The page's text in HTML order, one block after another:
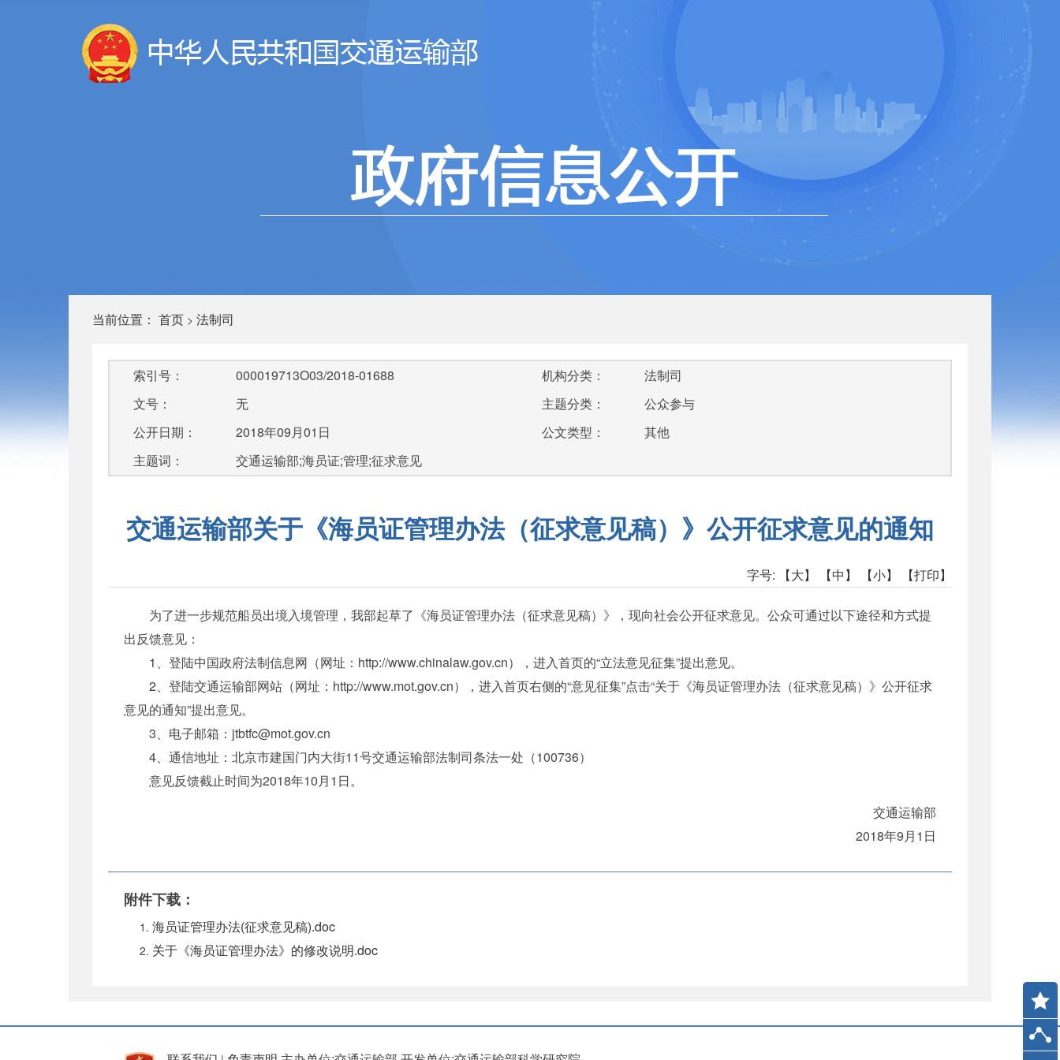
当前位置： 首页 > 法制司
索引号：
000019713O03/2018-01688
文号：
无
公开日期：
2018年09月01日
主题词：
交通运输部;海员证;管理;征求意见
机构分类：
法制司
主题分类：
公众参与
公文类型：
其他
交通运输部关于《海员证管理办法（征求意见稿）》公开征求意见的通知
字号: 【大】 【中】 【小】 【打印】
为了进一步规范船员出境入境管理，我部起草了《海员证管理办法（征求意见稿）》，现向社会公开征求意见。公众可通过以下途径和方式提
出反馈意见：
1、登陆中国政府法制信息网（网址：http://www.chinalaw.gov.cn），进入首页的“立法意见征集”提出意见。
2、登陆交通运输部网站（网址：http://www.mot.gov.cn），进入首页右侧的“意见征集”点击“关于《海员证管理办法（征求意见稿）》公开征求
意见的通知”提出意见。
3、电子邮箱：jtbtfc@mot.gov.cn
4、通信地址：北京市建国门内大街11号交通运输部法制司条法一处（100736）
意见反馈截止时间为2018年10月1日。
交通运输部
2018年9月1日
附件下载：
海员证管理办法(征求意见稿).doc
关于《海员证管理办法》的修改说明.doc